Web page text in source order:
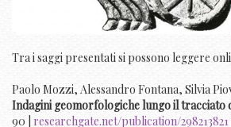
Tra i saggi presentati si possono leggere
Paolo Mozzi, Alessandro Fontana, Silvia
Indagini geomorfologiche lungo il tracciato
90 | researchgate.net/publication/298213821